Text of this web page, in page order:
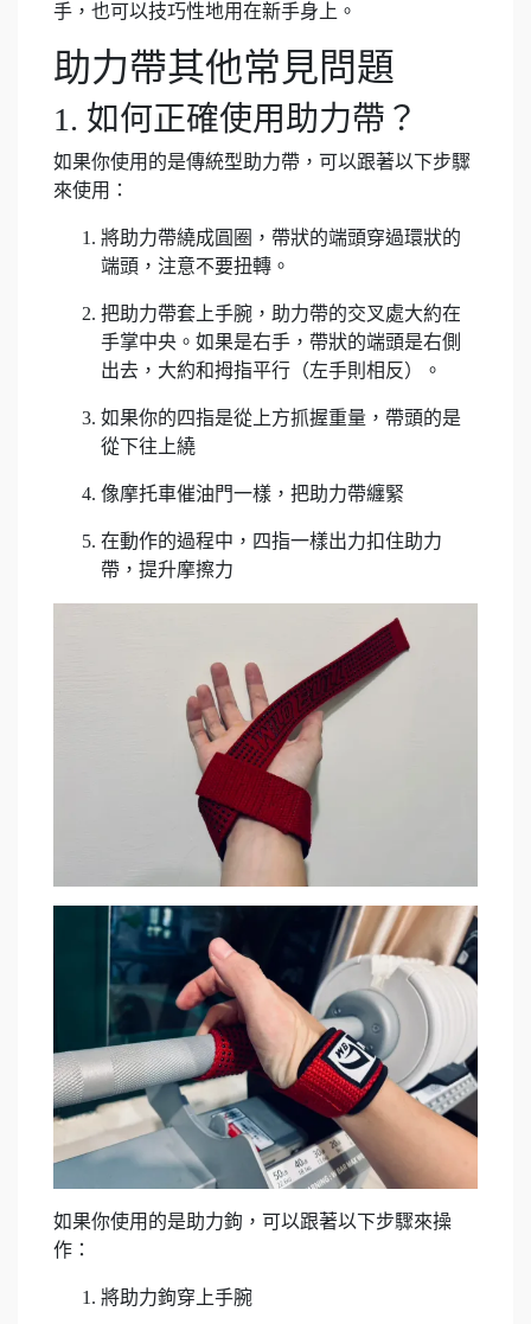
手，也可以技巧性地用在新手身上。
助力帶其他常見問題
1. 如何正確使用助力帶？
如果你使用的是傳統型助力帶，可以跟著以下步驟
來使用：
將助力帶繞成圓圈，帶狀的端頭穿過環狀的
端頭，注意不要扭轉。
把助力帶套上手腕，助力帶的交叉處大約在
手掌中央。如果是右手，帶狀的端頭是右側
出去，大約和拇指平行（左手則相反）。
如果你的四指是從上方抓握重量，帶頭的是
從下往上繞
像摩托車催油門一樣，把助力帶纏緊
在動作的過程中，四指一樣出力扣住助力
帶，提升摩擦力
如果你使用的是助力鉤，可以跟著以下步驟來操
作：
將助力鉤穿上手腕